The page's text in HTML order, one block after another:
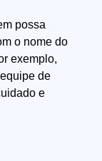
possa
o nome do
exemplo,
de
e